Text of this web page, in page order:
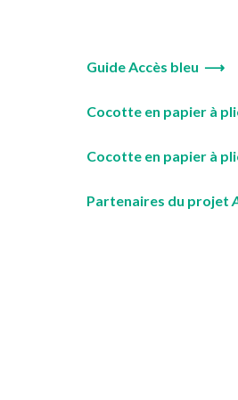
Guide Accès bleu ⟶
Cocotte en papier à
Cocotte en papier à
Partenaires du projet